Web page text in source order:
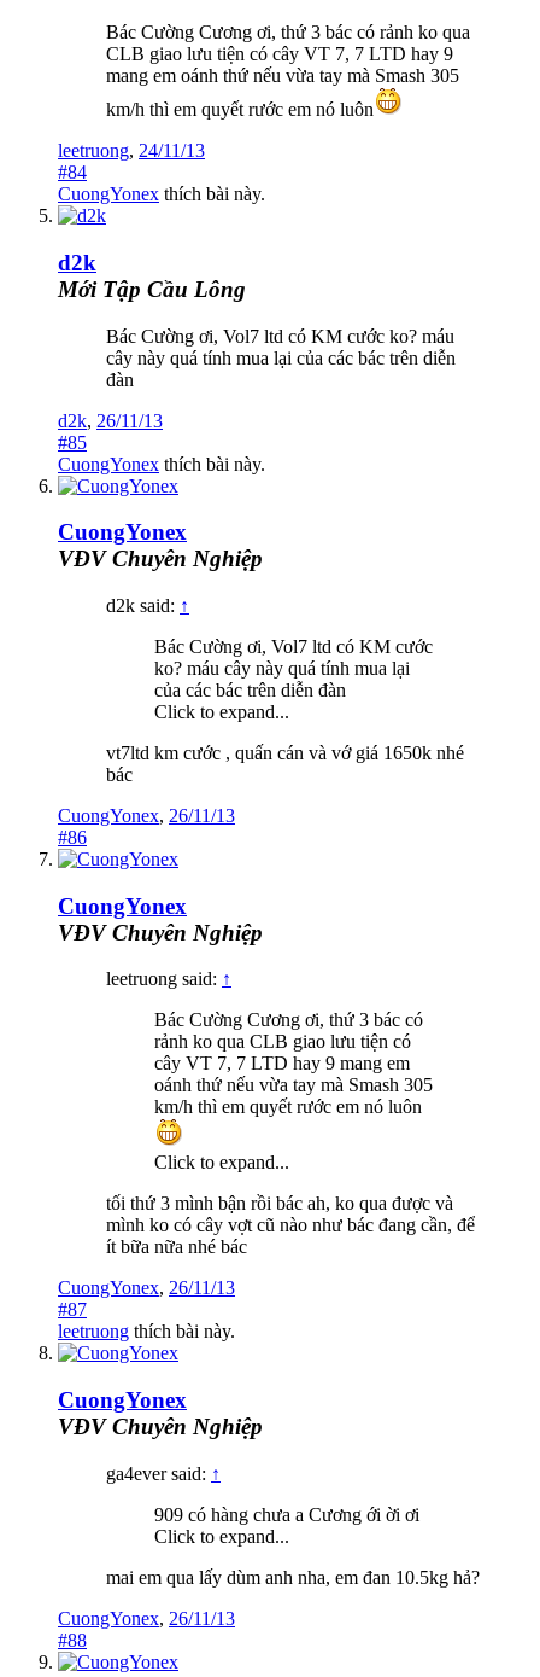
Bác Cường Cương ơi, thứ 3 bác có rảnh ko qua
CLB giao lưu tiện có cây VT 7, 7 LTD hay 9
mang em oánh thứ nếu vừa tay mà Smash 305
km/h thì em quyết rước em nó luôn
leetruong, 24/11/13
#84
CuongYonex thích bài này.
d2k
Mới Tập Cầu Lông
Bác Cường ơi, Vol7 ltd có KM cước ko? máu
cây này quá tính mua lại của các bác trên diễn
đàn
d2k, 26/11/13
#85
CuongYonex thích bài này.
CuongYonex
VĐV Chuyên Nghiệp
d2k said: ↑
Bác Cường ơi, Vol7 ltd có KM cước
ko? máu cây này quá tính mua lại
của các bác trên diễn đàn
Click to expand...
vt7ltd km cước , quấn cán và vớ giá 1650k nhé
bác
CuongYonex, 26/11/13
#86
CuongYonex
VĐV Chuyên Nghiệp
leetruong said: ↑
Bác Cường Cương ơi, thứ 3 bác có
rảnh ko qua CLB giao lưu tiện có
cây VT 7, 7 LTD hay 9 mang em
oánh thứ nếu vừa tay mà Smash 305
km/h thì em quyết rước em nó luôn
Click to expand...
tối thứ 3 mình bận rồi bác ah, ko qua được và
mình ko có cây vợt cũ nào như bác đang cần, để
ít bữa nữa nhé bác
CuongYonex, 26/11/13
#87
leetruong thích bài này.
CuongYonex
VĐV Chuyên Nghiệp
ga4ever said: ↑
909 có hàng chưa a Cương ới ời ơi
Click to expand...
mai em qua lấy dùm anh nha, em đan 10.5kg hả?
CuongYonex, 26/11/13
#88